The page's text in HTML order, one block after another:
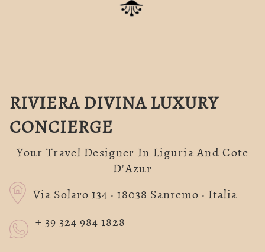
RIVIERA DIVINA LUXURY
CONCIERGE
Your Travel Designer In Liguria And Cote
D'Azur
Via Solaro 134 · 18038 Sanremo · Italia
+ 39 324 984 1828